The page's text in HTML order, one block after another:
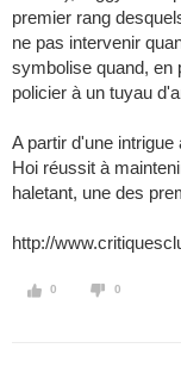
premier rang
ne pas intervenir
symbolise quand, en
policier à un tuyau
A partir d'une
Hoi réussit à
haletant, une des
http://
0 0